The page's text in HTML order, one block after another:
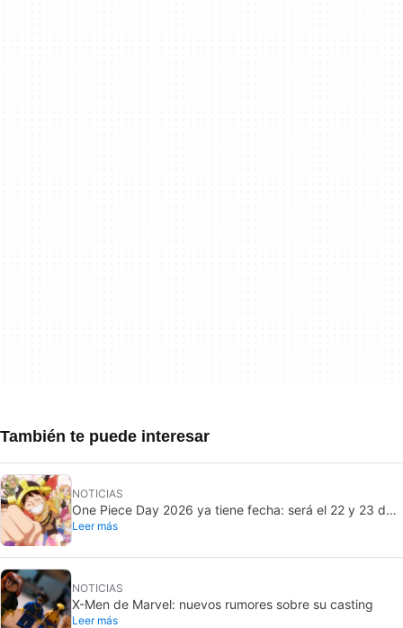
También te puede interesar
NOTICIAS
One Piece Day 2026 ya tiene fecha: será el 22 y 23 de
agosto
Leer más
NOTICIAS
X-Men de Marvel: nuevos rumores sobre su casting
Leer más